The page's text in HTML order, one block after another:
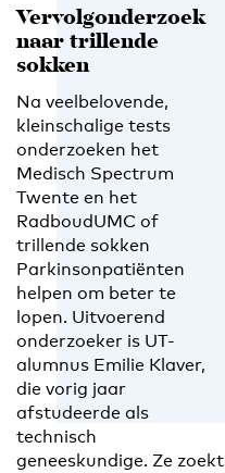
Vervolgonderzoek
naar trillende
sokken
Na veelbelovende,
kleinschalige tests
onderzoeken het
Medisch Spectrum
Twente en het
RadboudUMC of
trillende sokken
Parkinsonpatiënten
helpen om beter te
lopen. Uitvoerend
onderzoeker is UT-
alumnus Emilie Klaver,
die vorig jaar
afstudeerde als
technisch
geneeskundige. Ze zoekt